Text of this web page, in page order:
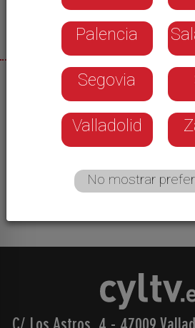
06/07/2026
La localidad berciana celebró
Encuentro de Acordeonistas,
tras año reúne a amantes de
viento llegados de distintos
incluso, Portugal.
Palencia
Segovia
Valladolid
No mostrar